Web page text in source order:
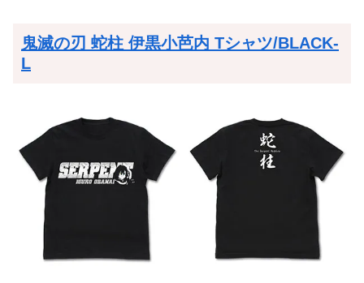
鬼滅の刃 蛇柱 伊黒小芭内 Tシャツ/BLACK-
L